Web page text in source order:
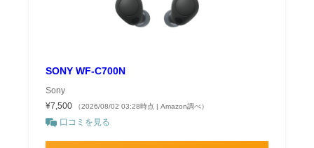
SONY WF-C700N
Sony
¥7,500
（2026/08/02 03:28時点 | Amazon調べ）
口コミを見る